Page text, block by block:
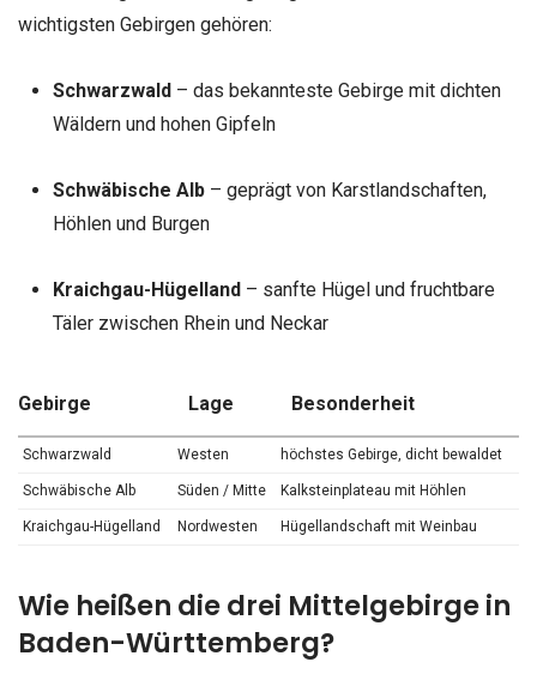
wichtigsten Gebirgen gehören:
Schwarzwald– das bekannteste Gebirge mit dichten
Wäldern und hohen Gipfeln
Schwäbische Alb– geprägt von Karstlandschaften,
Höhlen und Burgen
Kraichgau-Hügelland – sanfte Hügel und fruchtbare
Täler zwischen Rhein und Neckar
Gebirge Lage Besonderheit
Schwarzwald Westen höchstes Gebirge, dicht bewaldet
Schwäbische Alb Süden / Mitte Kalksteinplateau mit Höhlen
Kraichgau-Hügelland Nordwesten Hügellandschaft mit Weinbau
Wie heißen die drei Mittelgebirge in
Baden-Württemberg?